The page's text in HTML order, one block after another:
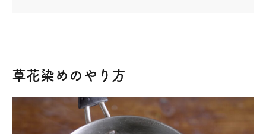
草花染めのやり方